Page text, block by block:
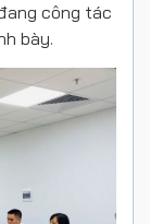
công tác
bày.